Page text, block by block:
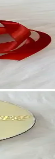
uygun tefi
çeşitli
şekilde